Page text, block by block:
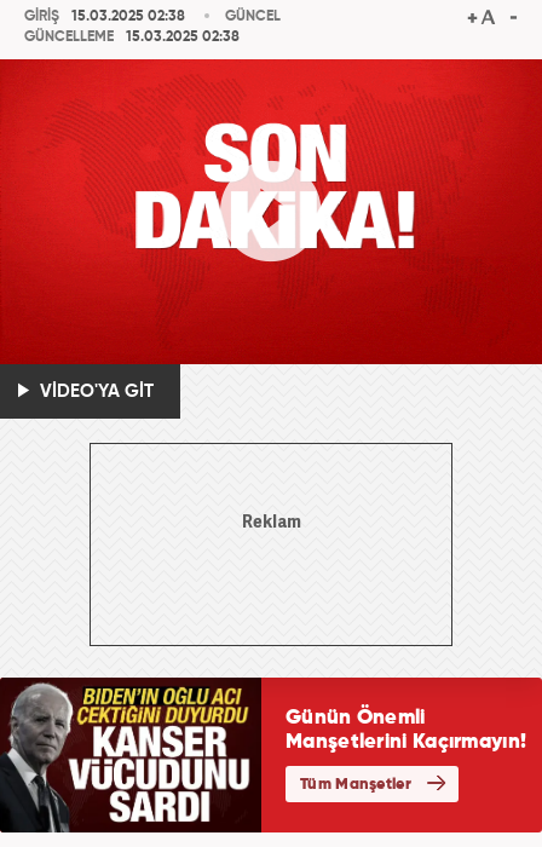
GİRİŞ
15.03.2025 02:38
GÜNCELLEME
15.03.2025 02:38
GÜNCEL
VİDEO'YA GİT